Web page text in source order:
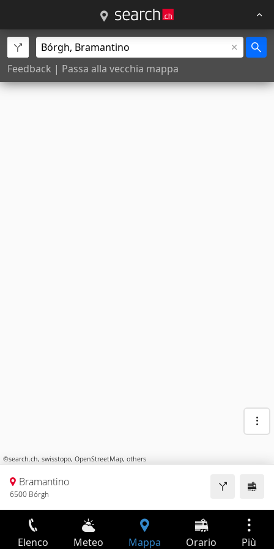
Feedback | Passa alla vecchia mappa
©search.ch, swisstopo, OpenStreetMap, others
Bramantino
6500 Bórgh
Elenco Meteo Mappa Orario Più